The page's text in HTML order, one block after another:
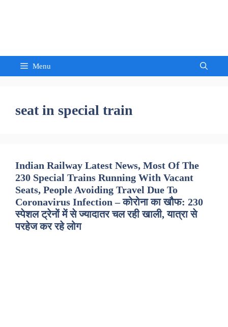
Menu
seat in special train
Indian Railway Latest News, Most Of The
230 Special Trains Running With Vacant
Seats, People Avoiding Travel Due To
Coronavirus Infection – कोरोना का खौफ: 230
स्पेशल ट्रेनों में से ज्यादातर चल रही खाली, यात्रा से
परहेज कर रहे लोग